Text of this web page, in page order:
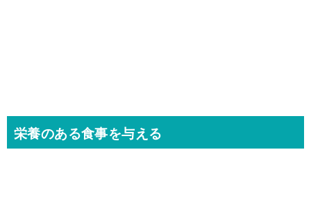
栄養のある食事を与える